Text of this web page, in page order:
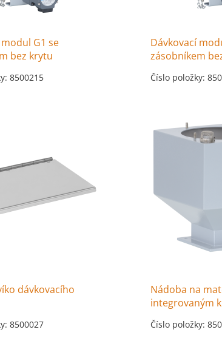
G1 se
bez krytu
8500215
Dávkovací
zásobníkem
Číslo položky:
dávkovacího
8500027
Nádoba na
integrovaným
Číslo položky: